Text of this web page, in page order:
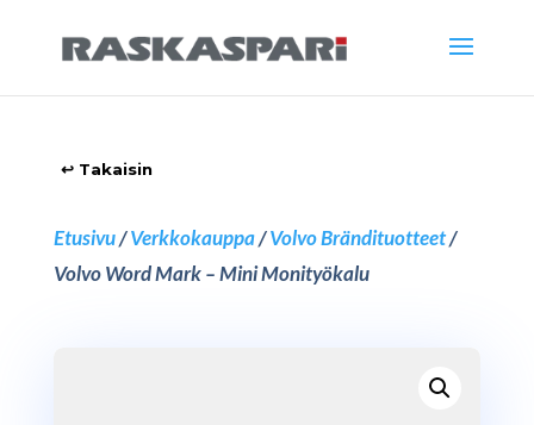
Etusivu/Verkkokauppa/Volvo Brändituotteet/
Volvo Word Mark – Mini Monityökalu